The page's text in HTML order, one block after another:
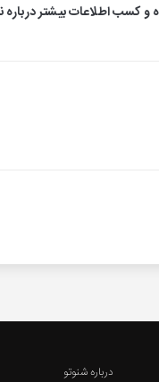
کسب اطلاعات بیشتر درباره
درباره شنوتو